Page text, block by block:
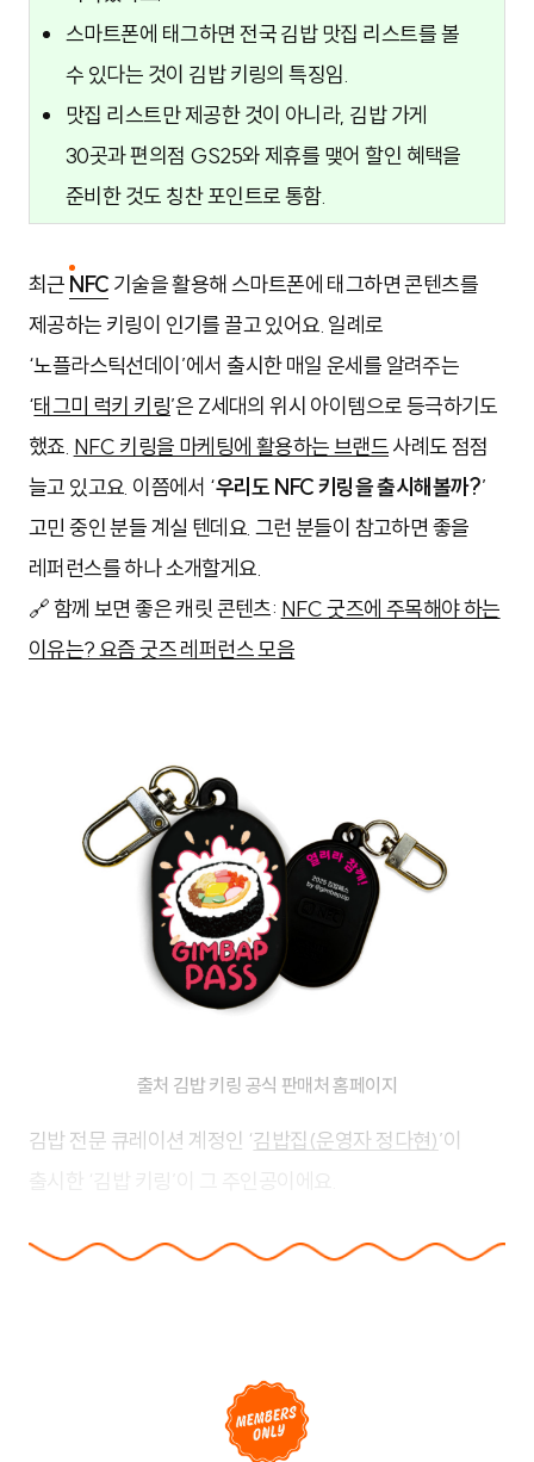
스마트폰에 태그하면 전국 김밥 맛집 리스트를 볼
수 있다는 것이 김밥 키링의 특징임.
맛집 리스트만 제공한 것이 아니라, 김밥 가게
30곳과 편의점 GS25와 제휴를 맺어 할인 혜택을
준비한 것도 칭찬 포인트로 통함.
최근 NFC 기술을 활용해 스마트폰에 태그하면 콘텐츠를
제공하는 키링이 인기를 끌고 있어요. 일례로
‘노플라스틱선데이’에서 출시한 매일 운세를 알려주는
‘태그미 럭키 키링’은 Z세대의 위시 아이템으로 등극하기도
했죠. NFC 키링을 마케팅에 활용하는 브랜드사례도 점점
늘고 있고요. 이쯤에서 ‘우리도 NFC 키링을 출시해볼까?’
고민 중인 분들 계실 텐데요. 그런 분들이 참고하면 좋을
레퍼런스를 하나 소개할게요.
🔗 함께 보면 좋은 캐릿 콘텐츠: NFC 굿즈에 주목해야 하는
이유는? 요즘 굿즈 레퍼런스 모음
출처 김밥 키링 공식 판매처 홈페이지
김밥 전문 큐레이션 계정인 ‘김밥집(운영자 정다현)’이
출시한 ‘김밥 키링’이 그 주인공이에요.